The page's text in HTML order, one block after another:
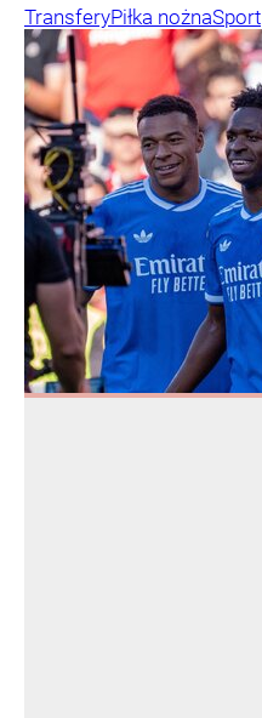
TransferyPiłka nożnaSport